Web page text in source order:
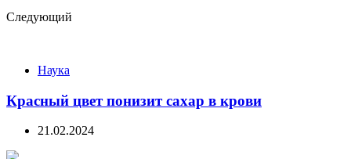
Следующий
Наука
Красный цвет понизит сахар в крови
21.02.2024